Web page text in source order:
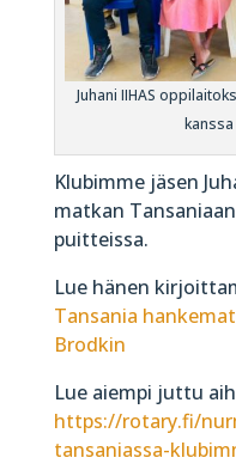
Juhani IIHAS
Klubimme jäsen
matkan
puitteissa.
Lue hänen
Tansania
Brodkin
Lue aiempi juttu
https://rotary.fi/
tansaniassa-